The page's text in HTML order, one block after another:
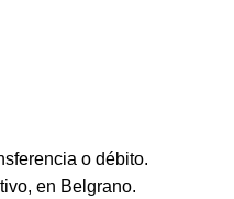
o débito.
en Belgrano.